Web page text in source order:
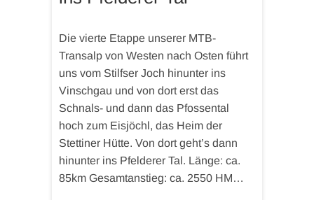
Die vierte Etappe unserer MTB-
Transalp von Westen nach Osten führt
uns vom Stilfser Joch hinunter ins
Vinschgau und von dort erst das
Schnals- und dann das Pfossental
hoch zum Eisjöchl, das Heim der
Stettiner Hütte. Von dort geht’s dann
hinunter ins Pfelderer Tal. Länge: ca.
85km Gesamtanstieg: ca. 2550 HM…